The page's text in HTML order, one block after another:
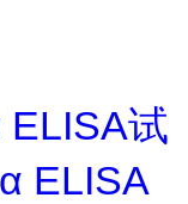
试
ELISA